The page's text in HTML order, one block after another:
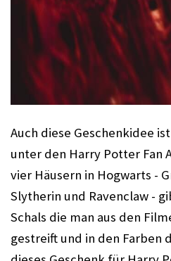
Auch diese Geschenkidee
unter den Harry Potter Fan
vier Häusern in Hogwarts -
Slytherin und Ravenclaw -
Schals die man aus den
gestreift und in den Farben